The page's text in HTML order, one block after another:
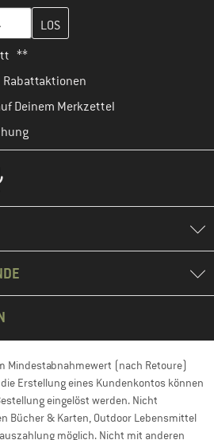
ein und erstelle im nächsten
**
Rabattaktionen
Deinem Merkzettel
Mindestabnahmewert (nach Retoure)
Erstellung eines Kundenkontos können
eingelöst werden. Nicht
Bücher & Karten, Outdoor Lebensmittel
möglich. Nicht mit anderen